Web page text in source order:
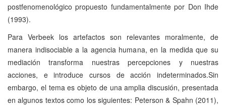
postfenomenológico propuesto fundamentalmente por Don Ihde
(1993).
Para Verbeek los artefactos son relevantes moralmente, de
manera indisociable a la agencia humana, en la medida que su
mediación transforma nuestras percepciones y nuestras
acciones, e introduce cursos de acción indeterminados.Sin
embargo, el tema es objeto de una amplia discusión, presentada
en algunos textos como los siguientes: Peterson & Spahn (2011),